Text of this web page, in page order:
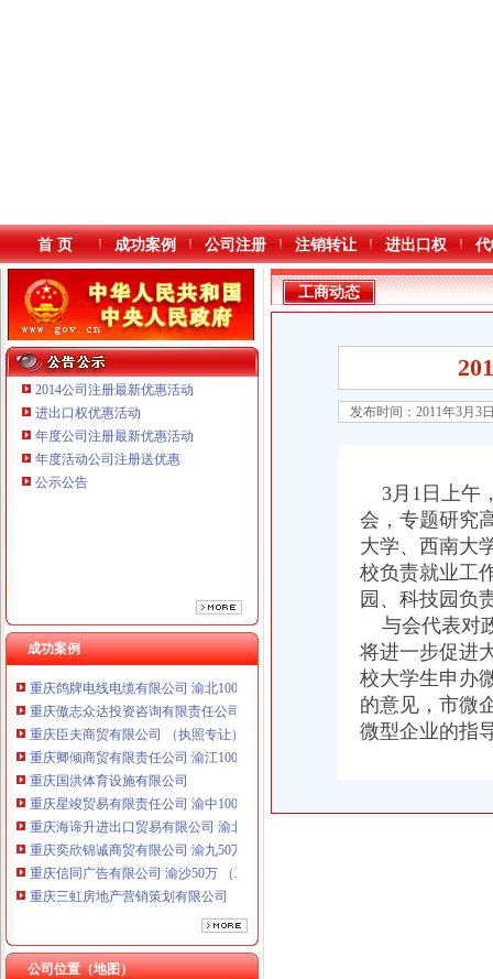
本站导航
首 页 成功案例 公司注册 注销转让 进出口权
2014公司注册最新优惠活动
进出口权优惠活动
年度公司注册最新优惠活动
年度活动公司注册送优惠
公示公告
成功案例
重庆鸽牌电线电缆有限公司 渝北10010万 (进出口权)
重庆傲志众达投资咨询有限责任公司 渝九1000万 （增资）
重庆臣夫商贸有限公司 （执照专让）
重庆卿倾商贸有限责任公司 渝江100万 （工商注册）
重庆国洪体育设施有限公司
重庆星竣贸易有限责任公司 渝中100万 （进出口权）
重庆海谛升进出口贸易有限公司 渝北100万 （进出口权）
重庆奕欣锦诚商贸有限公司 渝九50万 （工商注册）
重庆信同广告有限公司 渝沙50万 （工商注册）
重庆三虹房地产营销策划有限公司
重庆宝鹰汽车销售有限公司
重庆鸽牌电线电缆有限公司 渝北10010万 (进出口权)
重庆傲志众达投资咨询有限责任公司 渝九1000万 （增资）
重庆臣夫商贸有限公司 （执照专让）
公司位置（地图）
工商动态
发布时间：2011年3月3
3月1日上午
会，专题研究
大学、西南大
校负责就业工
园、科技园负
与会代表对
将进一步促进
校大学生申办
的意见，市微
微型企业的指